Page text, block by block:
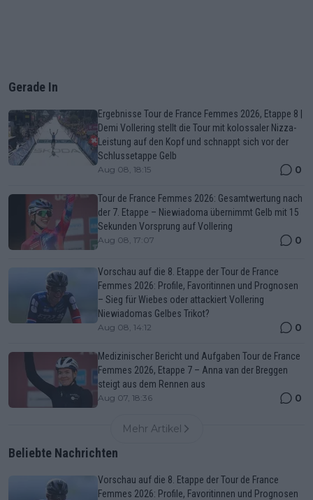
Gerade In
Ergebnisse Tour de France Femmes 2026, Etappe 8 |
Demi Vollering stellt die Tour mit kolossaler Nizza-
Leistung auf den Kopf und schnappt sich vor der
Schlussetappe Gelb
Aug 08, 18:15 0
Tour de France Femmes 2026: Gesamtwertung nach
der 7. Etappe – Niewiadoma übernimmt Gelb mit 15
Sekunden Vorsprung auf Vollering
Aug 08, 17:07 0
Vorschau auf die 8. Etappe der Tour de France
Femmes 2026: Profile, Favoritinnen und Prognosen
– Sieg für Wiebes oder attackiert Vollering
Niewiadomas Gelbes Trikot?
Aug 08, 14:12 0
Medizinischer Bericht und Aufgaben Tour de France
Femmes 2026, Etappe 7 – Anna van der Breggen
steigt aus dem Rennen aus
Aug 07, 18:36 0
Mehr Artikel
Beliebte Nachrichten
Vorschau auf die 8. Etappe der Tour de France
Femmes 2026: Profile, Favoritinnen und Prognosen